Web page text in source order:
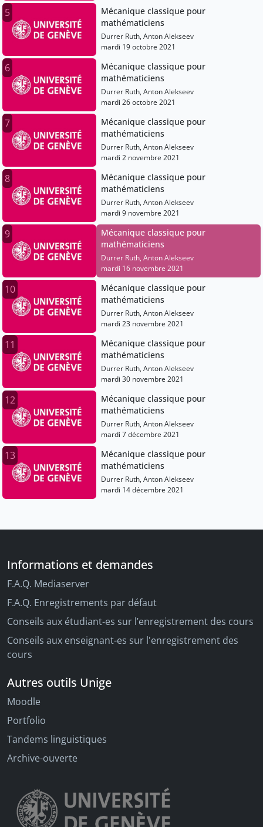
5
Mécanique classique pour
mathématiciens
Durrer Ruth, Anton Alekseev
mardi 19 octobre 2021
6
Mécanique classique pour
mathématiciens
Durrer Ruth, Anton Alekseev
mardi 26 octobre 2021
7
Mécanique classique pour
mathématiciens
Durrer Ruth, Anton Alekseev
mardi 2 novembre 2021
8
Mécanique classique pour
mathématiciens
Durrer Ruth, Anton Alekseev
mardi 9 novembre 2021
9
Mécanique classique pour
mathématiciens
Durrer Ruth, Anton Alekseev
mardi 16 novembre 2021
10
Mécanique classique pour
mathématiciens
Durrer Ruth, Anton Alekseev
mardi 23 novembre 2021
11
Mécanique classique pour
mathématiciens
Durrer Ruth, Anton Alekseev
mardi 30 novembre 2021
12
Mécanique classique pour
mathématiciens
Durrer Ruth, Anton Alekseev
mardi 7 décembre 2021
13
Mécanique classique pour
mathématiciens
Durrer Ruth, Anton Alekseev
mardi 14 décembre 2021
Informations et demandes
F.A.Q. Mediaserver
F.A.Q. Enregistrements par défaut
Conseils aux étudiant-es sur l’enregistrement des cours
Conseils aux enseignant-es sur l'enregistrement des
cours
Autres outils Unige
Moodle
Portfolio
Tandems linguistiques
Archive-ouverte